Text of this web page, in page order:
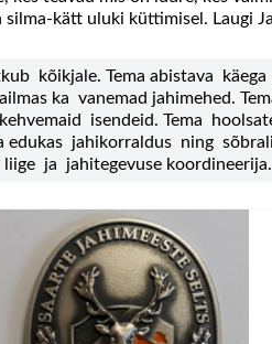
silma-kätt uluki küttimisel. Laugi
kõikjale. Tema abistava
ka vanemad jahimehed.
isendeid. Tema
jahikorraldus ning
ja jahitegevuse koordineerija.